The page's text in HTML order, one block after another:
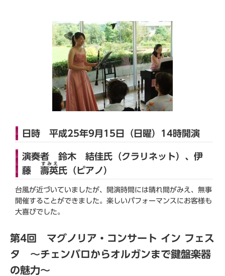
日時 平成25年9月15日（日曜）14時開演
演奏者 鈴木 結佳氏（クラリネット）、伊
藤 壽英
すみえ
氏（ピアノ）
台風が近づいていましたが、開演時間には晴れ間がみえ、無事
開催することができました。楽しいパフォーマンスにお客様も
大喜びでした。
第4回 マグノリア・コンサート イン フェス
タ ～チェンバロからオルガンまで鍵盤楽器
の魅力～